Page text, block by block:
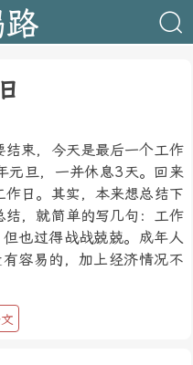
束，今天是最后一个工作
元旦，一并休息3天。回来
日。其实，本来想总结下
，就简单的写几句：工作
也过得战战兢兢。成年人
容易的，加上经济情况不